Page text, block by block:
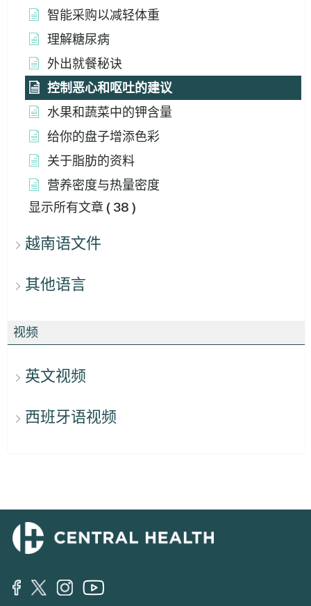
智能采购以减轻体重
理解糖尿病
外出就餐秘诀
控制恶心和呕吐的建议
水果和蔬菜中的钾含量
给你的盘子增添色彩
关于脂肪的资料
营养密度与热量密度
显示所有文章 ( 38 )
越南语文件
其他语言
视频
英文视频
西班牙语视频